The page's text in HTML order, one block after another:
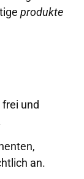
produkte
und
an.